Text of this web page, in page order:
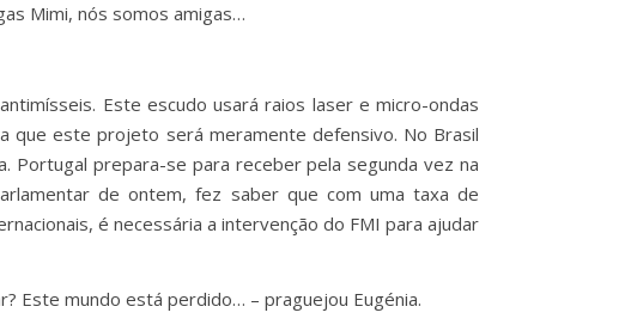
Mimi, nós somos amigas…
Este escudo usará raios laser e micro-ondas
que este projeto será meramente defensivo. No Brasil
Portugal prepara-se para receber pela segunda vez na
de ontem, fez saber que com uma taxa de
é necessária a intervenção do FMI para ajudar
Este mundo está perdido… – praguejou Eugénia.